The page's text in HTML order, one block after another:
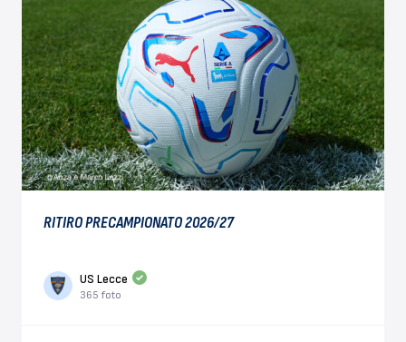
RITIRO PRECAMPIONATO 2026/27
US Lecce
365 foto